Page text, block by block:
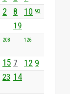
2 8 10 93
19
208 126
15 7 12 9
23 14